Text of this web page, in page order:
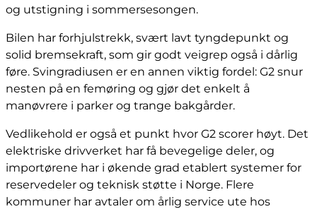
og utstigning i sommersesongen.
Bilen har forhjulstrekk, svært lavt tyngdepunkt og
solid bremsekraft, som gir godt veigrep også i dårlig
føre. Svingradiusen er en annen viktig fordel: G2 snur
nesten på en femøring og gjør det enkelt å
manøvrere i parker og trange bakgårder.
Vedlikehold er også et punkt hvor G2 scorer høyt. Det
elektriske drivverket har få bevegelige deler, og
importørene har i økende grad etablert systemer for
reservedeler og teknisk støtte i Norge. Flere
kommuner har avtaler om årlig service ute hos